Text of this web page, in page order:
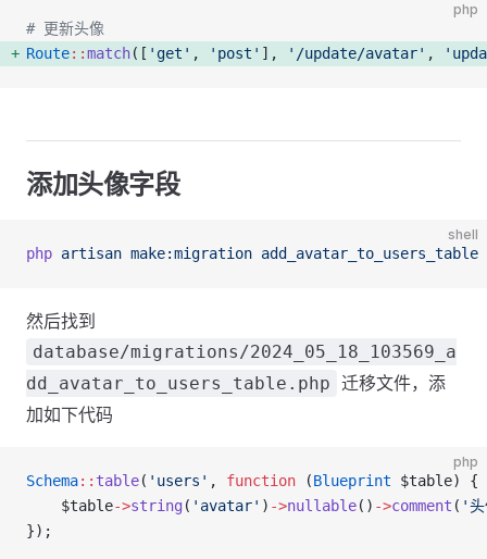
php
# 更新头像
Route::match([ 'get' , 'post' ], '/update/avatar' ,
添加头像字段
shell
php artisan make:migration add_avatar_to_users_table
然后找到
database/migrations/2024_05_18_103569_a
dd_avatar_to_users_table.php 迁移文件，添
加如下代码
php
Schema:: table( 'users' , function (Blueprint $table) {
    $table
->string ( 'avatar' ) ->nullable() ->comment ( '
});